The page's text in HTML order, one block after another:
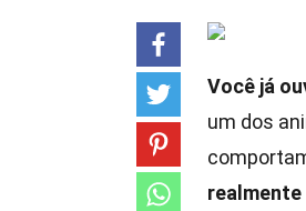
Você já
um dos
realmente